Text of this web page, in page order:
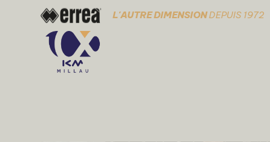
L'AUTRE DIMENSIONDEPUIS 1972